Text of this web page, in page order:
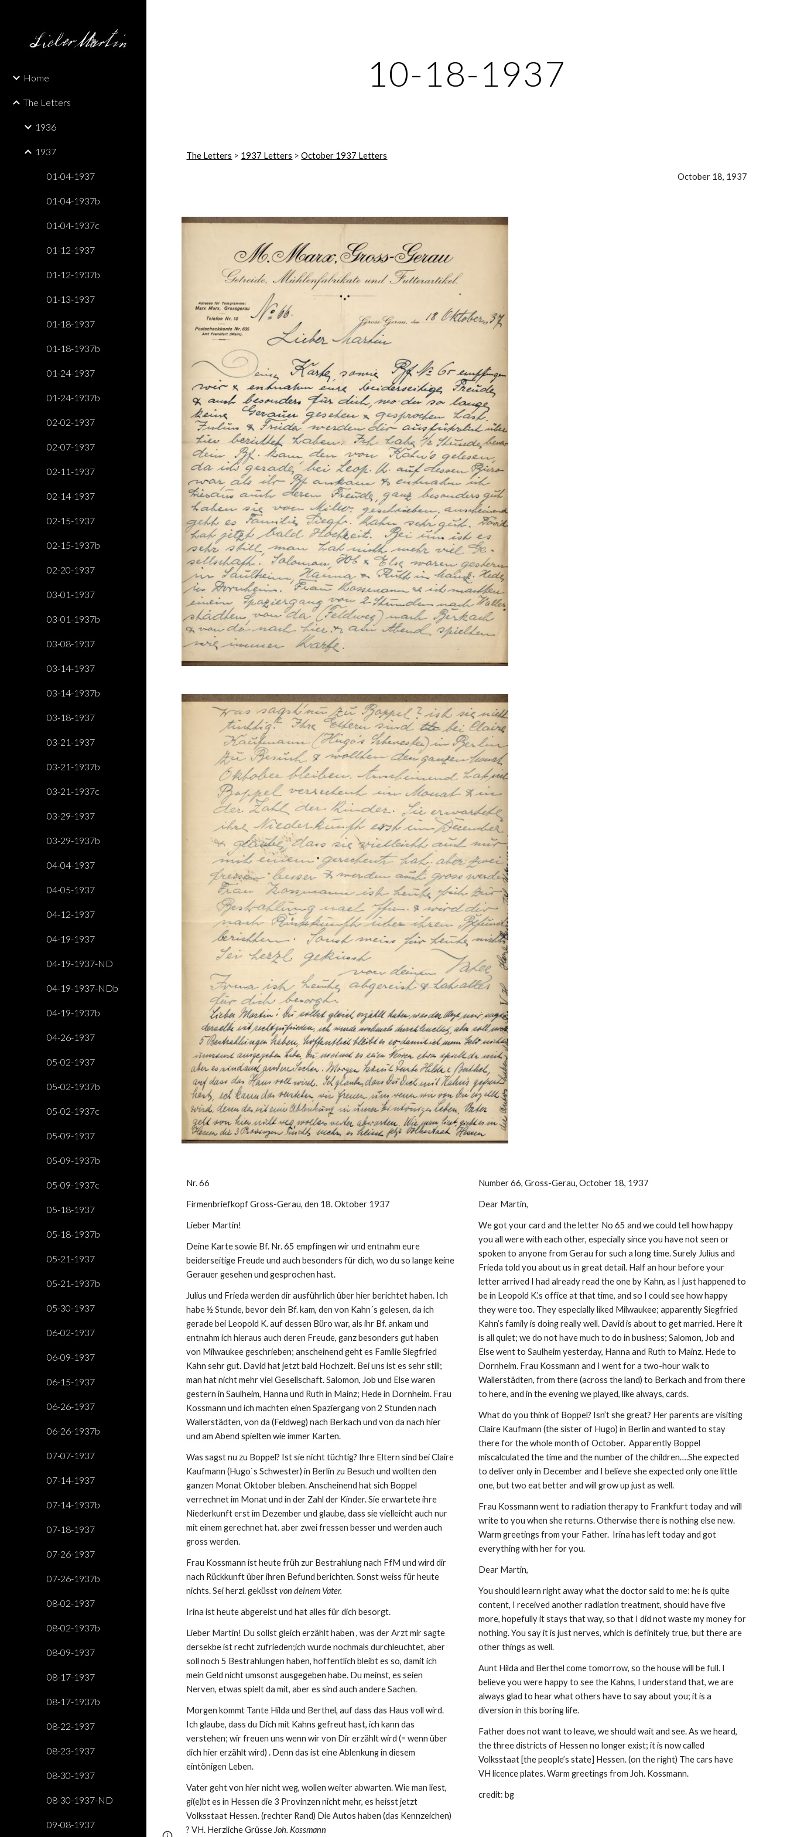
Home
The Letters
1936
1937
01-04-1937
01-04-1937b
01-04-1937c
01-12-1937
01-12-1937b
01-13-1937
01-18-1937
01-18-1937b
01-24-1937
01-24-1937b
02-02-1937
02-07-1937
02-11-1937
02-14-1937
02-15-1937
02-15-1937b
02-20-1937
03-01-1937
03-01-1937b
03-08-1937
03-14-1937
03-14-1937b
03-18-1937
03-21-1937
03-21-1937b
03-21-1937c
03-29-1937
03-29-1937b
04-04-1937
04-05-1937
04-12-1937
04-19-1937
04-19-1937-ND
04-19-1937-NDb
04-19-1937b
04-26-1937
05-02-1937
05-02-1937b
05-02-1937c
05-09-1937
05-09-1937b
05-09-1937c
05-18-1937
05-18-1937b
05-21-1937
05-21-1937b
05-30-1937
06-02-1937
06-09-1937
06-15-1937
06-26-1937
06-26-1937b
07-07-1937
07-14-1937
07-14-1937b
07-18-1937
07-26-1937
07-26-1937b
08-02-1937
08-02-1937b
08-09-1937
08-17-1937
08-17-1937b
08-22-1937
08-23-1937
08-30-1937
08-30-1937-ND
09-08-1937
10-18-1937
The Letters > 1937 Letters > October 1937 Letters
October 18, 1937
Nr. 66
Firmenbriefkopf Gross-Gerau, den 18. Oktober 1937
Lieber Martin!
Deine Karte sowie Bf. Nr. 65 empfingen wir und entnahm eure
beiderseitige Freude und auch besonders für dich, wo du so lange keine
Gerauer gesehen und gesprochen hast.
Julius und Frieda werden dir ausführlich über hier berichtet haben. Ich
habe ½ Stunde, bevor dein Bf. kam, den von Kahn´s gelesen, da ich
gerade bei Leopold K. auf dessen Büro war, als ihr Bf. ankam und
entnahm ich hieraus auch deren Freude, ganz besonders gut haben
von Milwaukee geschrieben; anscheinend geht es Familie Siegfried
Kahn sehr gut. David hat jetzt bald Hochzeit. Bei uns ist es sehr still;
man hat nicht mehr viel Gesellschaft. Salomon, Job und Else waren
gestern in Saulheim, Hanna und Ruth in Mainz; Hede in Dornheim. Frau
Kossmann und ich machten einen Spaziergang von 2 Stunden nach
Wallerstädten, von da (Feldweg) nach Berkach und von da nach hier
und am Abend spielten wie immer Karten.
Was sagst nu zu Boppel? Ist sie nicht tüchtig? Ihre Eltern sind bei Claire
Kaufmann (Hugo`s Schwester) in Berlin zu Besuch und wollten den
ganzen Monat Oktober bleiben. Anscheinend hat sich Boppel
verrechnet im Monat und in der Zahl der Kinder. Sie erwartete ihre
Niederkunft erst im Dezember und glaube, dass sie vielleicht auch nur
mit einem gerechnet hat. aber zwei fressen besser und werden auch
gross werden.
Frau Kossmann ist heute früh zur Bestrahlung nach FfM und wird dir
nach Rückkunft über ihren Befund berichten. Sonst weiss für heute
nichts. Sei herzl. geküsst von deinem Vater.
Irina ist heute abgereist und hat alles für dich besorgt.
Lieber Martin! Du sollst gleich erzählt haben , was der Arzt mir sagte
dersekbe ist recht zufrieden;ich wurde nochmals durchleuchtet, aber
soll noch 5 Bestrahlungen haben, hoffentlich bleibt es so, damit ich
mein Geld nicht umsonst ausgegeben habe. Du meinst, es seien
Nerven, etwas spielt da mit, aber es sind auch andere Sachen.
Morgen kommt Tante Hilda und Berthel, auf dass das Haus voll wird.
Ich glaube, dass du Dich mit Kahns gefreut hast, ich kann das
verstehen; wir freuen uns wenn wir von Dir erzählt wird (= wenn über
dich hier erzählt wird) . Denn das ist eine Ablenkung in diesem
eintönigen Leben.
Vater geht von hier nicht weg, wollen weiter abwarten. Wie man liest,
gi(e)bt es in Hessen die 3 Provinzen nicht mehr, es heisst jetzt
Volksstaat Hessen. (rechter Rand) Die Autos haben (das Kennzeichen)
? VH. Herzliche Grüsse Joh. Kossmann
Number 66, Gross-Gerau, October 18, 1937
Dear Martin,
We got your card and the letter No 65 and we could tell how happy
you all were with each other, especially since you have not seen or
spoken to anyone from Gerau for such a long time. Surely Julius and
Frieda told you about us in great detail. Half an hour before your
letter arrived I had already read the one by Kahn, as I just happened to
be in Leopold K.’s office at that time, and so I could see how happy
they were too. They especially liked Milwaukee; apparently Siegfried
Kahn’s family is doing really well. David is about to get married. Here it
is all quiet; we do not have much to do in business; Salomon, Job and
Else went to Saulheim yesterday, Hanna and Ruth to Mainz. Hede to
Dornheim. Frau Kossmann and I went for a two-hour walk to
Wallerstädten, from there (across the land) to Berkach and from there
to here, and in the evening we played, like always, cards.
What do you think of Boppel? Isn’t she great? Her parents are visiting
Claire Kaufmann (the sister of Hugo) in Berlin and wanted to stay
there for the whole month of October.  Apparently Boppel
miscalculated the time and the number of the children….She expected
to deliver only in December and I believe she expected only one little
one, but two eat better and will grow up just as well.
Frau Kossmann went to radiation therapy to Frankfurt today and will
write to you when she returns. Otherwise there is nothing else new.
Warm greetings from your Father.  Irina has left today and got
everything with her for you.
Dear Martin,
You should learn right away what the doctor said to me: he is quite
content, I received another radiation treatment, should have five
more, hopefully it stays that way, so that I did not waste my money for
nothing. You say it is just nerves, which is definitely true, but there are
other things as well.
Aunt Hilda and Berthel come tomorrow, so the house will be full. I
believe you were happy to see the Kahns, I understand that, we are
always glad to hear what others have to say about you; it is a
diversion in this boring life.
Father does not want to leave, we should wait and see. As we heard,
the three districts of Hessen no longer exist; it is now called
Volksstaat [the people’s state] Hessen. (on the right) The cars have
VH licence plates. Warm greetings from Joh. Kossmann.
credit: bg